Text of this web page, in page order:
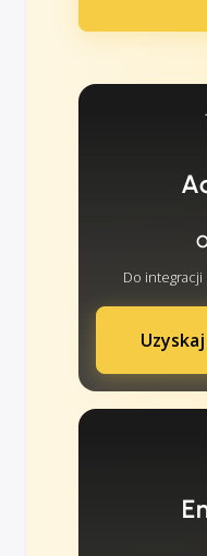
Do integracji